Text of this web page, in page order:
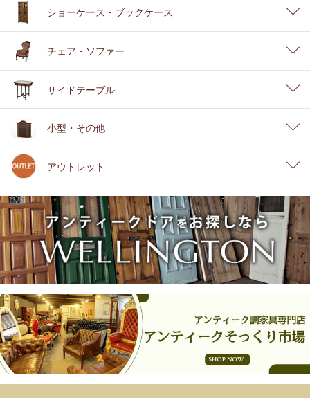
ショーケース・ブックケース
チェア・ソファー
サイドテーブル
小型・その他
アウトレット